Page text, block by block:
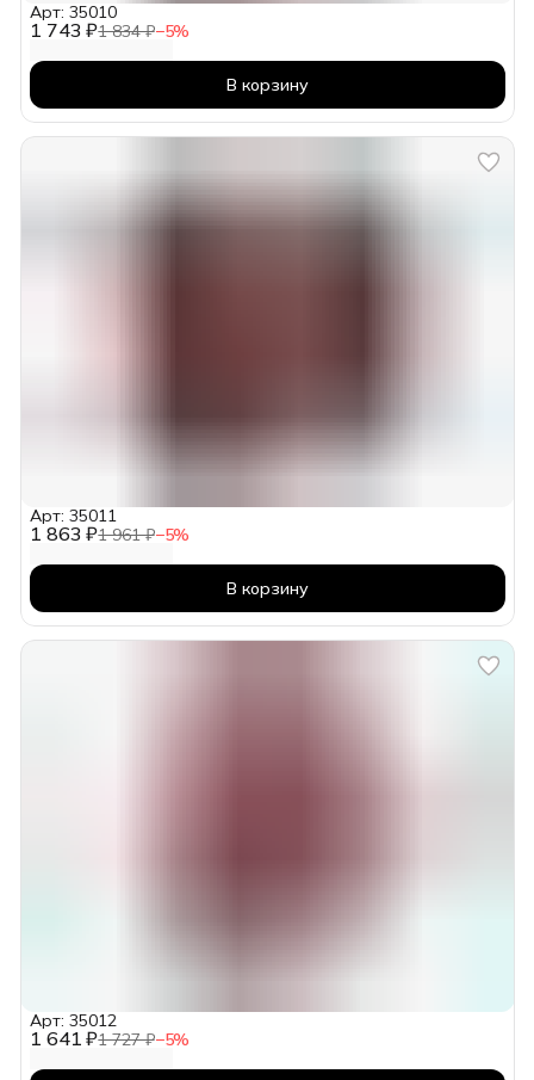
1 743 ₽1 834 ₽−5%
Арт: 35010
В корзину
1 863 ₽1 961 ₽−5%
Арт: 35011
В корзину
1 641 ₽1 727 ₽−5%
Арт: 35012